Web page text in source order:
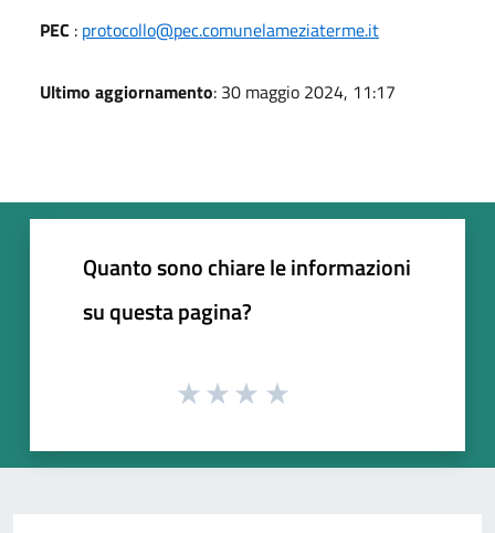
PEC : protocollo@pec.comunelameziaterme.it
Ultimo aggiornamento: 30 maggio 2024, 11:17
Quanto sono chiare le informazioni
su questa pagina?